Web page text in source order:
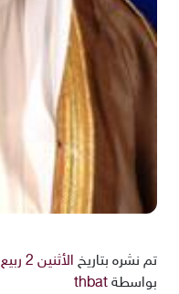
تم نشره بتاريخ الأثنين 2 ربيع الأول 1434هـ 14-1-2013م
بواسطة thbat